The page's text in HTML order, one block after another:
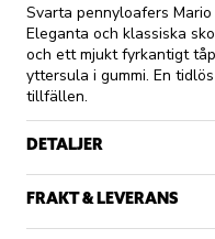
Svarta pennyloafers
Eleganta och klassiska
och ett mjukt fyrkantigt
yttersula i gummi. En
tillfällen.
DETALJER
FRAKT & LEVERANS